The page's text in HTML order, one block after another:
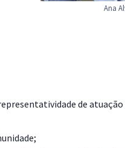
Ana
de atuação